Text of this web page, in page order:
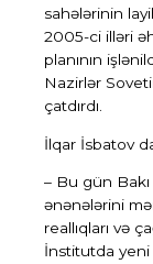
sahələrinin
2005-ci illəri
planının
Nazirlər
çatdırdı.
İlqar İsbatov
– Bu gün
ənənələrini
reallıqları və
İnstitutda yeni